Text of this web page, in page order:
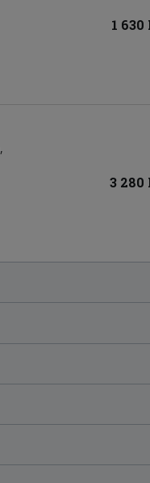
1 630
3 280